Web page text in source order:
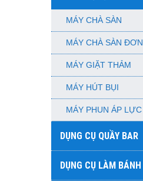
MÁY CHÀ SÀN
MÁY CHÀ SÀN ĐƠN
MÁY GIẶT THẢM
MÁY HÚT BỤI
MÁY PHUN ÁP LỰC
DỤNG CỤ QUẦY BAR
DỤNG CỤ LÀM BÁNH